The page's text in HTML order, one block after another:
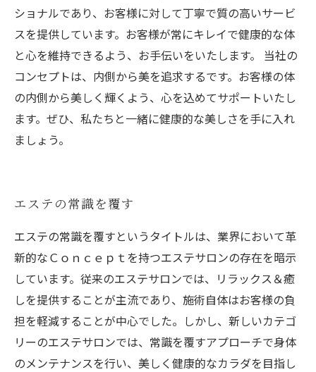
ショナルであり、お客様に対して丁寧で質の高いサービ
スを提供しています。お客様が常にキレイで健康的な体
と心を維持できるよう、お手伝いをいたします。 当社の
コンセプトは、内側から美を追求するです。お客様の体
の内側から美しく輝くよう、心を込めてサポートいたし
ます。ぜひ、私たちと一緒に健康的な美しさを手に入れ
ましょう。
エステの常識を覆す
エステの常識を覆すというタイトルは、業界において革
新的なＣｏｎｃｅｐｔを持つエステサロンの存在を暗示
しています。従来のエステサロンでは、リラックス＆癒
しを提供することが主流であり、施術自体はお客様の負
担を軽減することが中心でした。しかし、新しいカテゴ
リーのエステサロンでは、常識を覆すアプローチで身体
のメンテナンスを行い、美しく健康的なカラダを目指し